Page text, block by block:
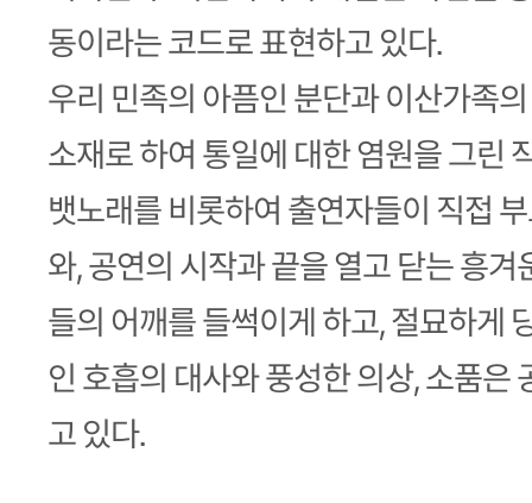
동이라는 코드로 표현하고 있다.
우리 민족의 아픔인 분단과 이산가족
소재로 하여 통일에 대한 염원을 그린
뱃노래를 비롯하여 출연자들이 직접
와, 공연의 시작과 끝을 열고 닫는 흥
들의 어깨를 들썩이게 하고, 절묘하게
인 호흡의 대사와 풍성한 의상, 소품은
고 있다.